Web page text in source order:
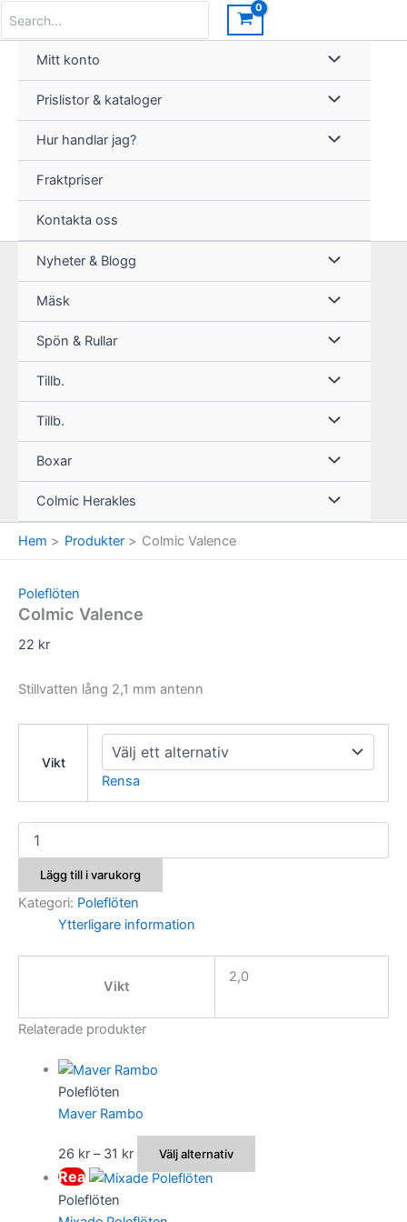
innehåll
for:
Mitt konto
Prislistor & kataloger
Hur handlar jag?
Fraktpriser
Kontakta oss
Nyheter & Blogg
Mäsk
Spön & Rullar
Tillb.
Tillb.
Boxar
Colmic Herakles
Hem Produkter Colmic Valence
Poleflöten
Colmic Valence
22 kr
Stillvatten lång 2,1 mm antenn
Vikt
Rensa
Colmic
Valence
Lägg till i varukorg
Kategori: Poleflöten
Ytterligare information
Vikt
2,0
Relaterade produkter
Poleflöten
Maver Rambo
26 kr – 31 krPrisintervall:
26 kr
31 kr
Välj alternativ
här
Rea
Rea!
Poleflöten